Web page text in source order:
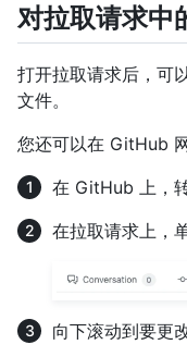
对拉取请求中
打开拉取请求后，可
文件。
您还可以在 GitHub
在 GitHub 上，
在拉取请求上，
向下滚动到要更